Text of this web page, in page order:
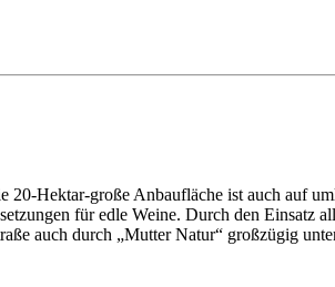
Hektar-große Anbaufläche ist auch auf
für edle Weine. Durch den
auch durch „Mutter Natur“ großzügig